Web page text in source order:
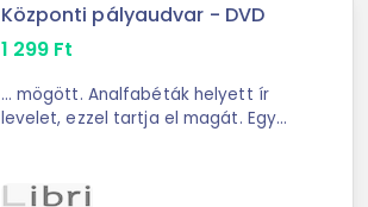
Központi pályaudvar - DVD
1 299 Ft
... mögött. Analfabéták helyett ír
levelet, ezzel tartja el magát. Egy
Dora ...